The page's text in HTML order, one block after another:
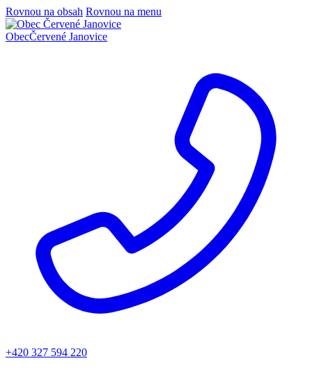
Rovnou na obsah Rovnou na menu
ObecČervené Janovice
+420 327 594 220